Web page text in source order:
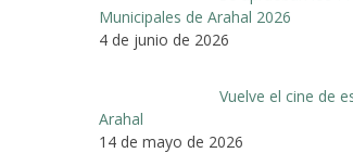
Municipales de Arahal 2026
4 de junio de 2026
Vuelve el cine de
Arahal
14 de mayo de 2026